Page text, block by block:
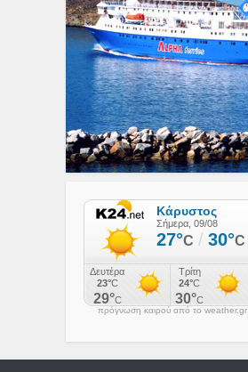
πρόγνωση καιρού από το weather.gr